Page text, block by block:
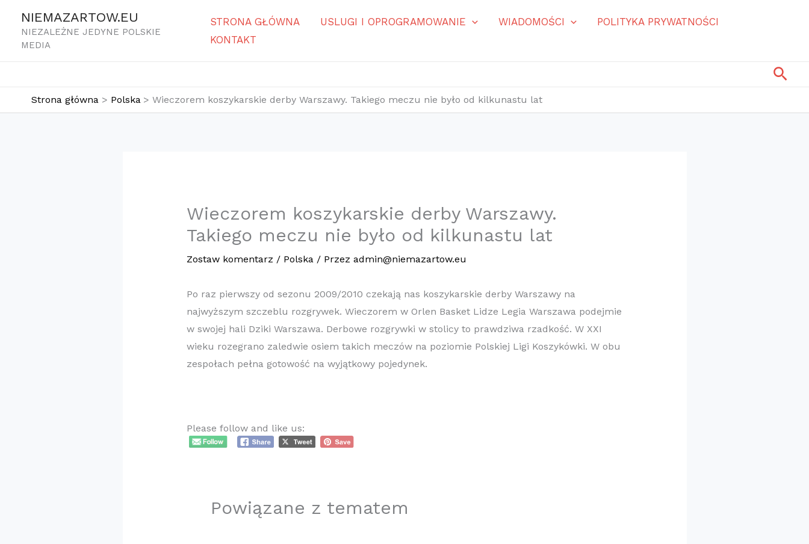
treści
NIEMAZARTOW.EU
NIEZALEŻNE JEDYNE POLSKIE
MEDIA
STRONA GŁÓWNA USLUGI I OPROGRAMOWANIE WIADOMOŚCI
POLITYKA PRYWATNOŚCI
KONTAKT
Strona główna Polska ​Wieczorem koszykarskie derby Warszawy. Takiego meczu nie było od kilkunastu lat
​Wieczorem koszykarskie derby Warszawy.
Takiego meczu nie było od kilkunastu lat
Zostaw komentarz / Polska / Przezadmin@niemazartow.eu
Po raz pierwszy od sezonu 2009/2010 czekają nas koszykarskie derby Warszawy na
najwyższym szczeblu rozgrywek. Wieczorem w Orlen Basket Lidze Legia Warszawa podejmie
w swojej hali Dziki Warszawa. Derbowe rozgrywki w stolicy to prawdziwa rzadkość. W XXI
wieku rozegrano zaledwie osiem takich meczów na poziomie Polskiej Ligi Koszykówki. W obu
zespołach pełna gotowość na wyjątkowy pojedynek.
Please follow and like us:
Powiązane z tematem